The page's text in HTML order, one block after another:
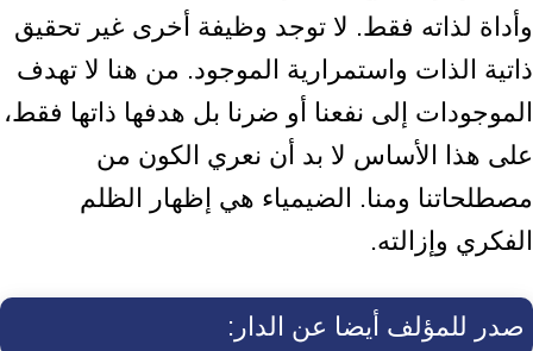
وأداة لذاته فقط. لا توجد وظيفة أخرى غير تحقيق
ذاتية الذات واستمرارية الموجود. من هنا لا تهدف
الموجودات إلى نفعنا أو ضرنا بل هدفها ذاتها فقط،
على هذا الأساس لا بد أن نعري الكون من
مصطلحاتنا ومنا. الضيمياء هي إظهار الظلم
الفكري وإزالته.
صدر للمؤلف أيضا عن الدار: